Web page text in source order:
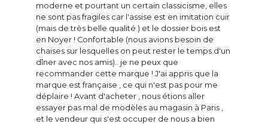
moderne et pourtant un certain classicisme, elles
ne sont pas fragiles car l'assise est en imitation cuir
(mais de très belle qualité ) et le dossier bois est
en Noyer ! Confortable (nous avions besoin de
chaises sur lesquelles on peut rester le temps d'un
dîner avec nos amis).. je ne peux que
recommander cette marque ! J'ai appris que la
marque est française , ce qui n'est pas pour me
déplaire ! Avant d'acheter , nous étions aller
essayer pas mal de modèles au magasin à Paris ,
et le vendeur qui s'est occuper de nous a bien